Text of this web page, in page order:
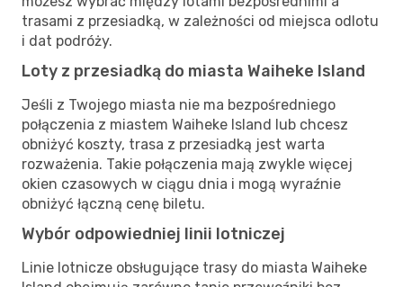
trasami z przesiadką, w zależności od miejsca odlotu
i dat podróży.
Loty z przesiadką do miasta Waiheke Island
Jeśli z Twojego miasta nie ma bezpośredniego
połączenia z miastem Waiheke Island lub chcesz
obniżyć koszty, trasa z przesiadką jest warta
rozważenia. Takie połączenia mają zwykle więcej
okien czasowych w ciągu dnia i mogą wyraźnie
obniżyć łączną cenę biletu.
Wybór odpowiedniej linii lotniczej
Linie lotnicze obsługujące trasy do miasta Waiheke